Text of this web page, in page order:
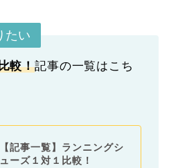
たい
較！記事の一覧はこち
【記事一覧】ランニングシ
ューズ１対１比較！